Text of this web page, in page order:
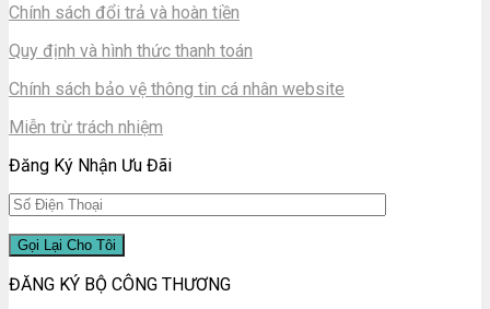
Chính sách đổi trả và hoàn tiền
Quy định và hình thức thanh toán
Chính sách bảo vệ thông tin cá nhân website
Miễn trừ trách nhiệm
Đăng Ký Nhận Ưu Đãi
ĐĂNG KÝ BỘ CÔNG THƯƠNG